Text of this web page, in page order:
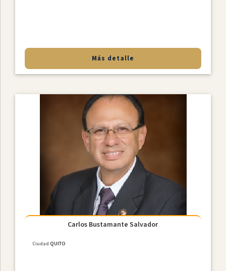
Más detalle
Carlos Bustamante Salvador
Ciudad QUITO